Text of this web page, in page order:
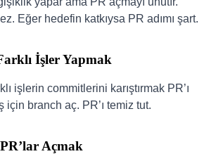
Eğer hedefin katkıysa PR adımı şart.
İşler Yapmak
işlerin commitlerini karıştırmak PR’ı
için branch aç. PR’ı temiz tut.
Açmak